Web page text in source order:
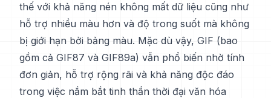
thế với khả năng nén không mất dữ liệu cũng như
hỗ trợ nhiều màu hơn và độ trong suốt mà không
bị giới hạn bởi bảng màu. Mặc dù vậy, GIF (bao
gồm cả GIF87 và GIF89a) vẫn phổ biến nhờ tính
đơn giản, hỗ trợ rộng rãi và khả năng độc đáo
trong việc nắm bắt tinh thần thời đại văn hóa